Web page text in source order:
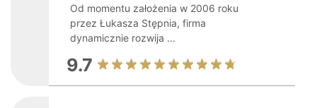
Od momentu założenia w 2006 roku
przez Łukasza Stępnia, firma
dynamicznie rozwija ...
9.7